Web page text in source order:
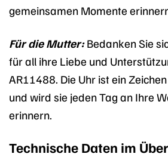
gemeinsamen Momente
Für die Mutter:Bedanken Sie
für all ihre Liebe und
AR11488. Die Uhr ist ein
und wird sie jeden Tag an Ihre
erinnern.
Technische Daten im